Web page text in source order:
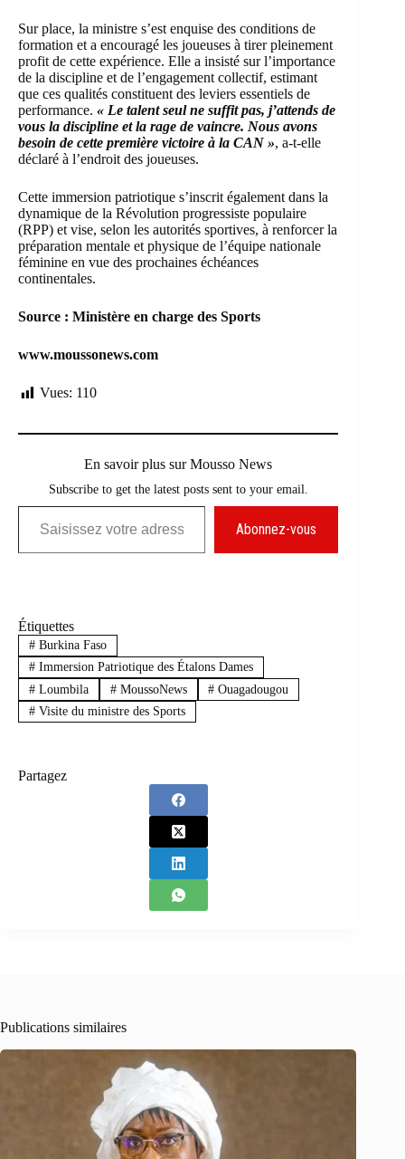
Sur place, la ministre s’est enquise des conditions de
formation et a encouragé les joueuses à tirer pleinement
profit de cette expérience. Elle a insisté sur l’importance
de la discipline et de l’engagement collectif, estimant
que ces qualités constituent des leviers essentiels de
performance. « Le talent seul ne suffit pas, j’attends de
vous la discipline et la rage de vaincre. Nous avons
besoin de cette première victoire à la CAN », a-t-elle
déclaré à l’endroit des joueuses.
Cette immersion patriotique s’inscrit également dans la
dynamique de la Révolution progressiste populaire
(RPP) et vise, selon les autorités sportives, à renforcer la
préparation mentale et physique de l’équipe nationale
féminine en vue des prochaines échéances
continentales.
Source : Ministère en charge des Sports
www.moussonews.com
Vues: 110
En savoir plus sur Mousso News
Subscribe to get the latest posts sent to your email.
Saisissez votre adresse e-mail…
Abonnez-vous
Étiquettes
#Burkina Faso
#Immersion Patriotique des Étalons Dames
#Loumbila #MoussoNews # Ouagadougou
#Visite du ministre des Sports
Partagez
Publications similaires